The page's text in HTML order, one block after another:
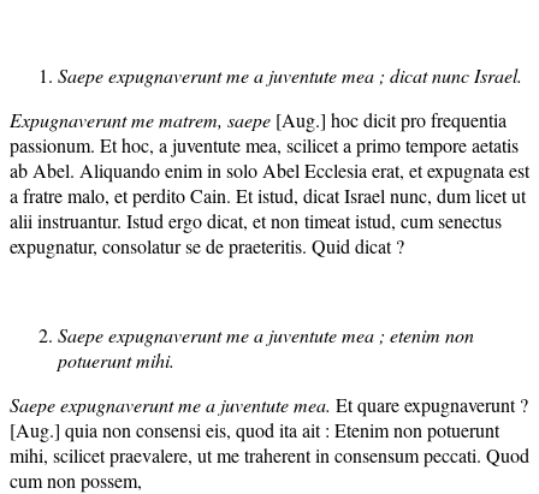
Saepe expugnaverunt me a juventute mea ; dicat nunc Israel.
Expugnaverunt me matrem, saepe [Aug.] hoc dicit pro frequentia
passionum. Et hoc, a juventute mea, scilicet a primo tempore aetatis
ab Abel. Aliquando enim in solo Abel Ecclesia erat, et expugnata est
a fratre malo, et perdito Cain. Et istud, dicat Israel nunc, dum licet ut
alii instruantur. Istud ergo dicat, et non timeat istud, cum senectus
expugnatur, consolatur se de praeteritis. Quid dicat ?
Saepe expugnaverunt me a juventute mea ; etenim non
potuerunt mihi.
Saepe expugnaverunt me a juventute mea. Et quare expugnaverunt ?
[Aug.] quia non consensi eis, quod ita ait : Etenim non potuerunt
mihi, scilicet praevalere, ut me traherent in consensum peccati. Quod
cum non possem,